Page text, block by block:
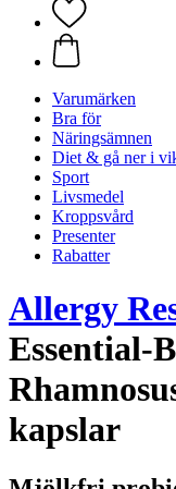
Varumärken
Bra för
Näringsämnen
Diet & gå ner i
Sport
Livsmedel
Kroppsvård
Presenter
Rabatter
Allergy
Essential-
kapslar